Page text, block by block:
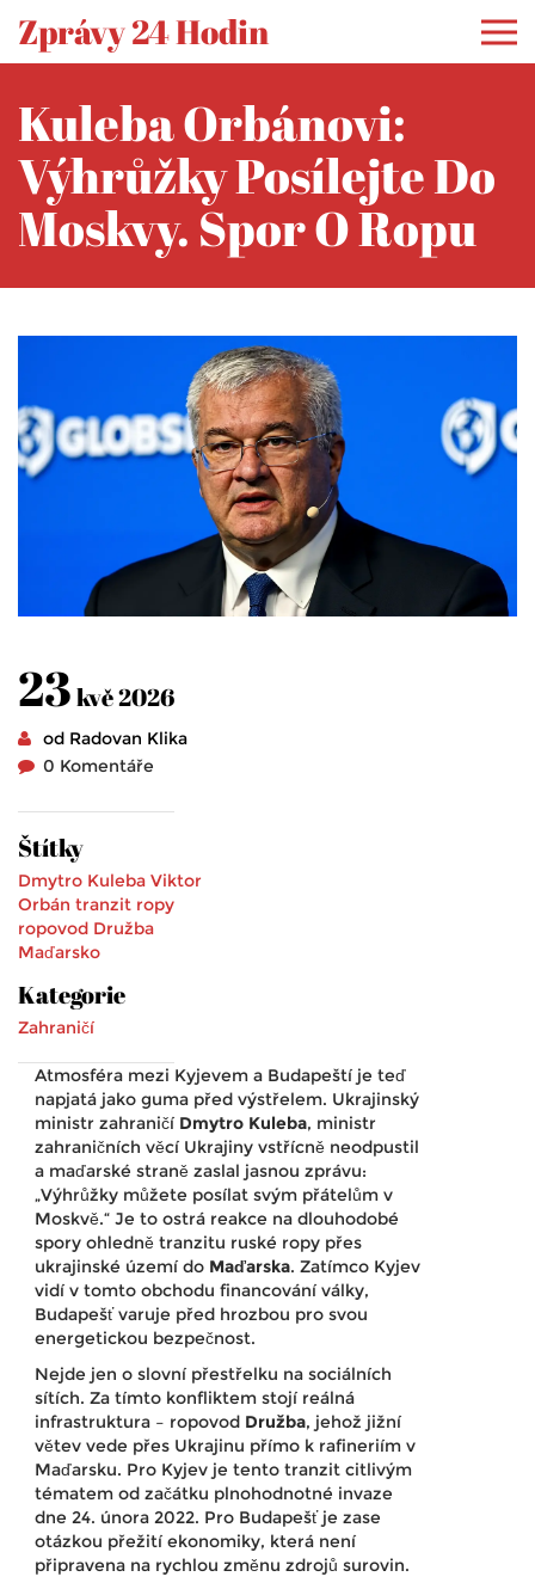
Zprávy 24 Hodin
Kuleba Orbánovi:
Výhrůžky Posílejte Do
Moskvy. Spor O Ropu
23kvě 2026
od Radovan Klika
0 Komentáře
Štítky
Dmytro Kuleba Viktor
Orbán tranzit ropy
ropovod Družba
Maďarsko
Kategorie
Zahraničí
Atmosféra mezi Kyjevem a Budapeští je teď
napjatá jako guma před výstřelem. Ukrajinský
ministr zahraničí Dmytro Kuleba, ministr
zahraničních věcí Ukrajiny vstřícně neodpustil
a maďarské straně zaslal jasnou zprávu:
„Výhrůžky můžete posílat svým přátelům v
Moskvě.“ Je to ostrá reakce na dlouhodobé
spory ohledně tranzitu ruské ropy přes
ukrajinské území do Maďarska. Zatímco Kyjev
vidí v tomto obchodu financování války,
Budapešť varuje před hrozbou pro svou
energetickou bezpečnost.
Nejde jen o slovní přestřelku na sociálních
sítích. Za tímto konfliktem stojí reálná
infrastruktura – ropovod Družba, jehož jižní
větev vede přes Ukrajinu přímo k rafineriím v
Maďarsku. Pro Kyjev je tento tranzit citlivým
tématem od začátku plnohodnotné invaze
dne 24. února 2022. Pro Budapešť je zase
otázkou přežití ekonomiky, která není
připravena na rychlou změnu zdrojů surovin.